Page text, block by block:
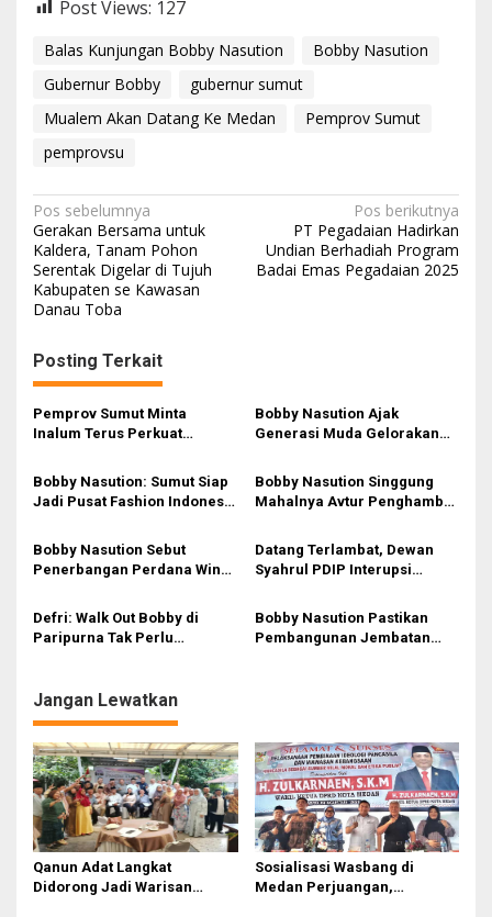
Post Views: 127
Balas Kunjungan Bobby Nasution
Bobby Nasution
Gubernur Bobby
gubernur sumut
Mualem Akan Datang Ke Medan
Pemprov Sumut
pemprovsu
N
a
v
i
a
s
i
o
Pos sebelumnya
Gerakan Bersama untuk
Kaldera, Tanam Pohon
Serentak Digelar di Tujuh
Kabupaten se Kawasan
Danau Toba
Pos berikutnya
PT Pegadaian Hadirkan
Undian Berhadiah Program
Badai Emas Pegadaian 2025
Posting Terkait
Pemprov Sumut Minta
Inalum Terus Perkuat
Lingkungan di Kawasan
Danau Toba
Bobby Nasution Ajak
Generasi Muda Gelorakan
Bobby Nasution: Sumut Siap
Jadi Pusat Fashion Indonesia
Bobby Nasution Singgung
Mahalnya Avtur Penghambat
Penerbangan di Sumut
Bobby Nasution Sebut
Penerbangan Perdana Wings
Natal Pangkas Waktu
Tempuh dan Perkuat
Konektivitas
Datang Terlambat, Dewan
Syahrul PDIP Interupsi
DPRD Sumut Yang Dihadiri
Gubsu
Defri: Walk Out Bobby di
Paripurna Tak Perlu
Bobby Nasution Pastikan
Pembangunan Jembatan
Jangan Lewatkan
Qanun Adat Langkat
Didorong Jadi Warisan
Sosialisasi Wasbang di
Medan Perjuangan,